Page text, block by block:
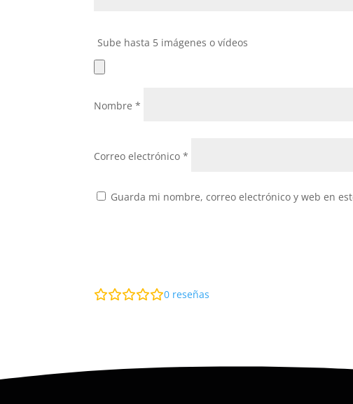
Sube hasta 5 imágenes o vídeos
Nombre*
Correo electrónico*
Guarda mi nombre, correo electrónico y web en
0 reseñas